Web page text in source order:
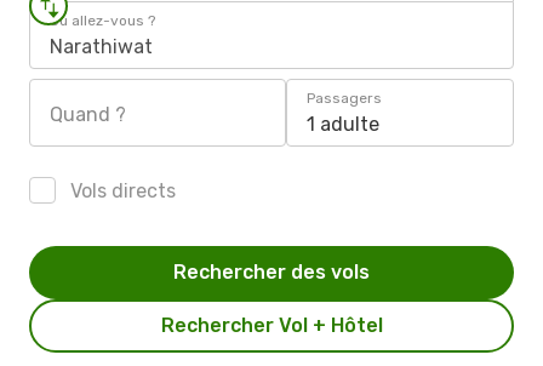
Où allez-vous ?
Narathiwat
Quand ?
Passagers
1 adulte
Vols directs
Rechercher Vol + Hôtel
Rechercher des vols